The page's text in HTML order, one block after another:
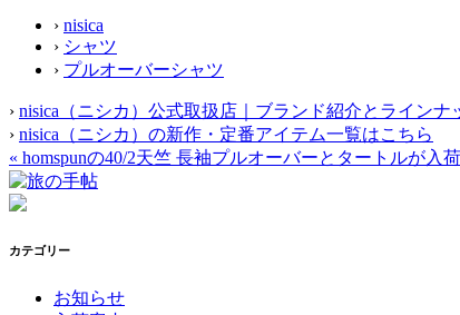
› nisica
› シャツ
› プルオーバーシャツ
› nisica（ニシカ）公式取扱店｜ブランド紹介とラインナ
› nisica（ニシカ）の新作・定番アイテム一覧はこちら
« homspunの40/2天竺 長袖プルオーバーとタートルが入
カテゴリー
お知らせ